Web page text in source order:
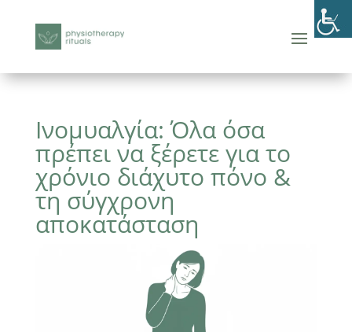
Ινομυαλγία: Όλα όσα
πρέπει να ξέρετε για το
χρόνιο διάχυτο πόνο &
τη σύγχρονη
αποκατάσταση